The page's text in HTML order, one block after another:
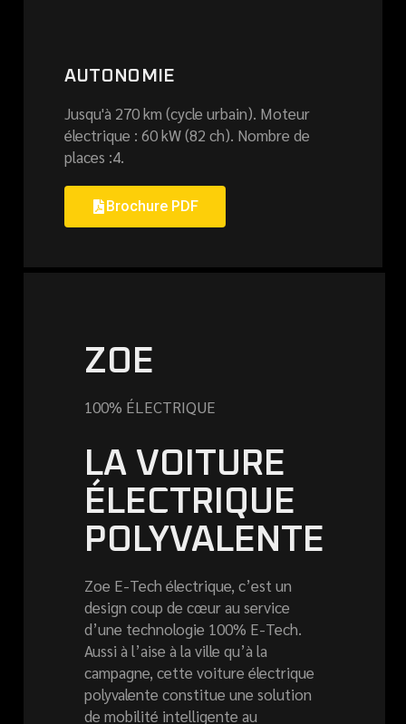
AUTONOMIE
Jusqu'à 270 km (cycle urbain). Moteur
électrique : 60 kW (82 ch). Nombre de
places :4.
Brochure PDF
ZOE
100% ÉLECTRIQUE
LA VOITURE
ÉLECTRIQUE
POLYVALENTE
Zoe E-Tech électrique, c’est un
design coup de cœur au service
d’une technologie 100% E-Tech.
Aussi à l’aise à la ville qu’à la
campagne, cette voiture électrique
polyvalente constitue une solution
de mobilité intelligente au